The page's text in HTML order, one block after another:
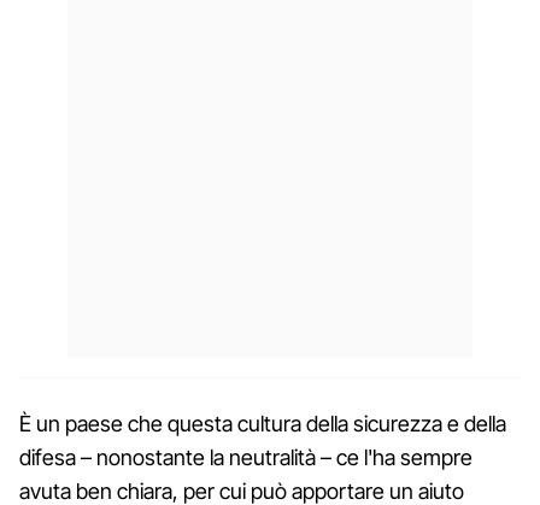
È un paese che questa cultura della sicurezza e della
difesa – nonostante la neutralità – ce l'ha sempre
avuta ben chiara, per cui può apportare un aiuto